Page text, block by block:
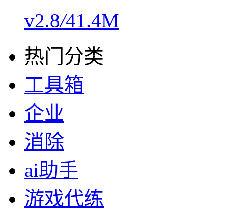
v2.8/41.4M
热门分类
工具箱
企业
消除
ai助手
游戏代练